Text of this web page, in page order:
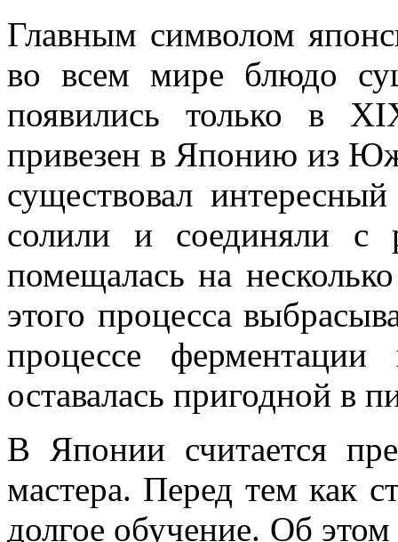
Главным символом
во всем мире блюдо
появились только в
привезен в Японию из
существовал
солили и соединяли с
помещалась на
этого процесса
процессе
оставалась пригодной в
В Японии считается
мастера. Перед тем как
долгое обучение. Об